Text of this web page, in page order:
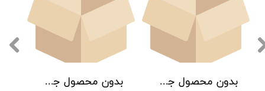
بدون محصول جهت نمایش بدون محصول جهت نمایش